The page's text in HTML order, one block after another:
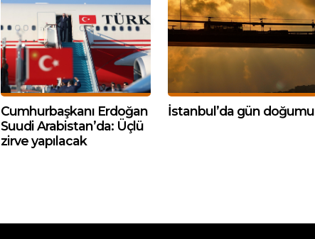
Cumhurbaşkanı Erdoğan
Suudi Arabistan’da: Üçlü
zirve yapılacak
İstanbul’da gün doğumu